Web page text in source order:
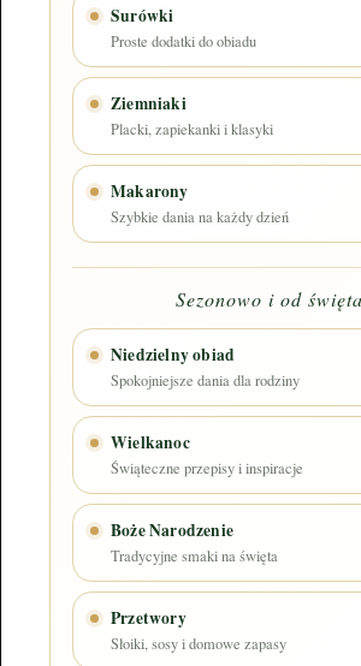
Surówki
Proste dodatki do obiadu
Ziemniaki
Placki, zapiekanki i klasyki
Makarony
Szybkie dania na każdy dzień
Sezonowo i od święta
Niedzielny obiad
Spokojniejsze dania dla rodziny
Wielkanoc
Świąteczne przepisy i inspiracje
Boże Narodzenie
Tradycyjne smaki na święta
Przetwory
Słoiki, sosy i domowe zapasy